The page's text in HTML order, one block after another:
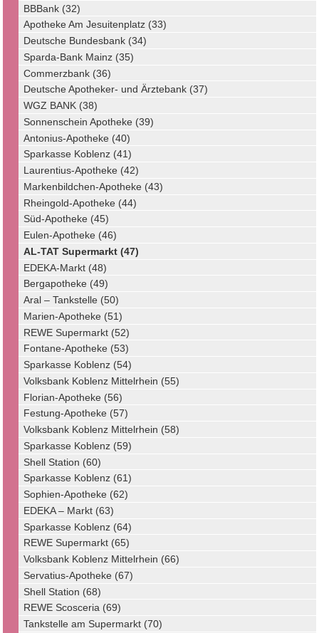
BBBank (32)
Apotheke Am Jesuitenplatz (33)
Deutsche Bundesbank (34)
Sparda-Bank Mainz (35)
Commerzbank (36)
Deutsche Apotheker- und Ärztebank (37)
WGZ BANK (38)
Sonnenschein Apotheke (39)
Antonius-Apotheke (40)
Sparkasse Koblenz (41)
Laurentius-Apotheke (42)
Markenbildchen-Apotheke (43)
Rheingold-Apotheke (44)
Süd-Apotheke (45)
Eulen-Apotheke (46)
AL-TAT Supermarkt (47)
EDEKA-Markt (48)
Bergapotheke (49)
Aral – Tankstelle (50)
Marien-Apotheke (51)
REWE Supermarkt (52)
Fontane-Apotheke (53)
Sparkasse Koblenz (54)
Volksbank Koblenz Mittelrhein (55)
Florian-Apotheke (56)
Festung-Apotheke (57)
Volksbank Koblenz Mittelrhein (58)
Sparkasse Koblenz (59)
Shell Station (60)
Sparkasse Koblenz (61)
Sophien-Apotheke (62)
EDEKA – Markt (63)
Sparkasse Koblenz (64)
REWE Supermarkt (65)
Volksbank Koblenz Mittelrhein (66)
Servatius-Apotheke (67)
Shell Station (68)
REWE Scosceria (69)
Tankstelle am Supermarkt (70)